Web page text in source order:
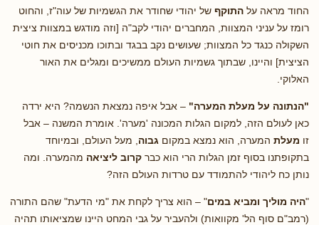
החוד מראה על התוקף של יהודי שחודר את הגשמיות של עוה"ז, והחוט
רומז על עניני המצוות, המחברים יהודי לקב"ה [וזה מודגש במצוות ציצית
השקולה כנגד כל המצוות; שעושים נקב בבגד ובתוכו מכניסים את חוטי
הציצית] והיינו, שבתוך גשמיות העולם ממשיכים ומגלים את האור
האלוקי.
"הנתונה על מעלת המערה" – אבל איפה נמצאת הנשמה? היא ירדה
כאן לעולם הזה, למקום הגלות המכונה 'מערה'. אומרת המשנה – אבל
זו מעלת המערה, הוא נמצא במקום גבוה , מעל העולם, ובמיוחד
בתקופתנו בסוף זמן הגלות הרי הוא כבר קרוב ליציאה מהמערה. ומה
נותן כח ליהודי להתמודד עם טרדות העולם הזה?
"היה מוליך ומביא במים" – הוא צריך לקחת את "מי הדעת" שהם התורה
(רמב"ם סוף הל' מקוואות) ולהעביר על גבי המחט היינו שמציאותו תהיה